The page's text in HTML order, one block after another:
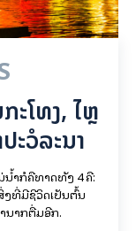
ະ​ໂທງ, ໄຫຼ​
ະ​ວໍ​ລະ​ນາ
ນໍ້າກໍຄືທາດທັງ 4 ຄື:
ງທີ່ມີຊີວິດເປັນຕົ້ນ
ນາກຕື່ມອີກ.